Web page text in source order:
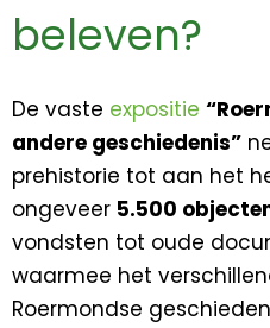
beleven?
De vaste expositie
andere geschiedenis”
prehistorie tot aan het
ongeveer 5.500
vondsten tot oude
waarmee het
Roermondse